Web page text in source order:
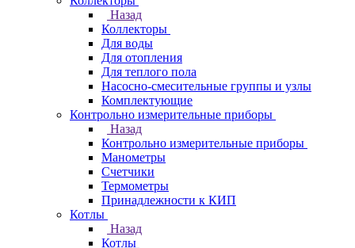
Назад
Коллекторы
Для воды
Для отопления
Для теплого пола
Насосно-смесительные группы и узлы
Комплектующие
Контрольно измерительные приборы
Назад
Контрольно измерительные приборы
Манометры
Счетчики
Термометры
Принадлежности к КИП
Котлы
Назад
Котлы